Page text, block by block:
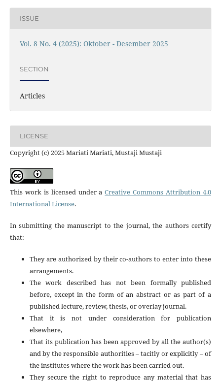
ISSUE
Vol. 8 No. 4 (2025): Oktober - Desember 2025
SECTION
Articles
LICENSE
Copyright (c) 2025 Mariati Mariati, Mustaji Mustaji
This work is licensed under aCreative Commons Attribution 4.0
International License.
In submitting the manuscript to the journal, the authors certify
that:
They are authorized by their co-authors to enter into these
arrangements.
The work described has not been formally published
before, except in the form of an abstract or as part of a
published lecture, review, thesis, or overlay journal.
That it is not under consideration for publication
elsewhere,
That its publication has been approved by all the author(s)
and by the responsible authorities – tacitly or explicitly – of
the institutes where the work has been carried out.
They secure the right to reproduce any material that has